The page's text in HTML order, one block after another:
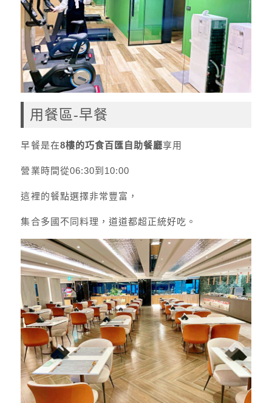
用餐區-早餐
早餐是在8樓的巧食百匯自助餐廳享用
營業時間從06:30到10:00
這裡的餐點選擇非常豐富，
集合多國不同料理，道道都超正統好吃。